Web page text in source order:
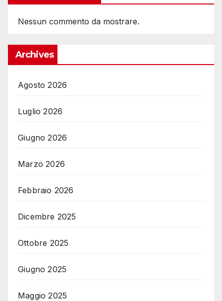
Nessun commento da mostrare.
Archives
Agosto 2026
Luglio 2026
Giugno 2026
Marzo 2026
Febbraio 2026
Dicembre 2025
Ottobre 2025
Giugno 2025
Maggio 2025